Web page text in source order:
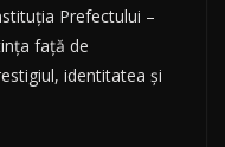
Prefectului –
față de
identitatea și